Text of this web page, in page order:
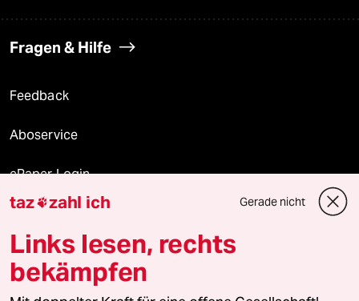
Fragen & Hilfe
Feedback
Aboservice
ePaper Login
Downloads für Abonnierende
© 2026 taz Verlags und Vertriebs GmbH
taz zahl ich Gerade nicht
Links lesen, rechts
bekämpfen